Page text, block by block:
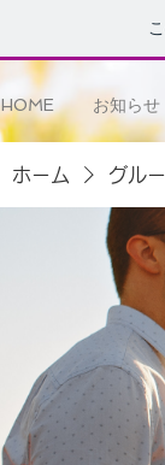
HOME お知ら
ホーム グル